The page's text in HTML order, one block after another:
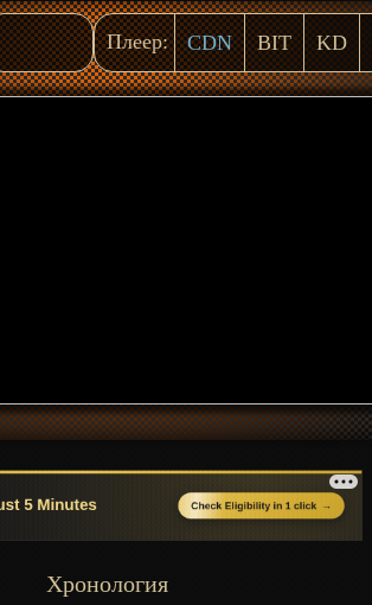
Плеер: CDN BIT KD
Хронология